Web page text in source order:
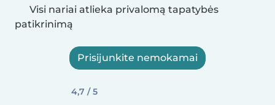
Visi nariai atlieka privalomą tapatybės
patikrinimą
Prisijunkite nemokamai
4,7 / 5